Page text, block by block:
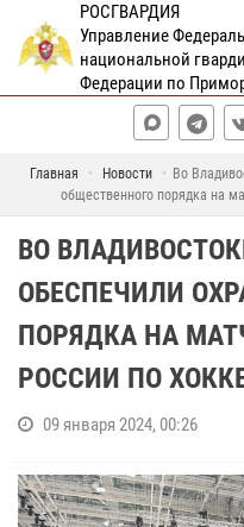
РОСГВАРДИЯ
Управление
национальной
Федерации по
Главная Новости
Во
общественного порядка на
ВО
ОБЕСПЕЧИЛИ
ПОРЯДКА НА
РОССИИ ПО
09 января 2024, 00:26